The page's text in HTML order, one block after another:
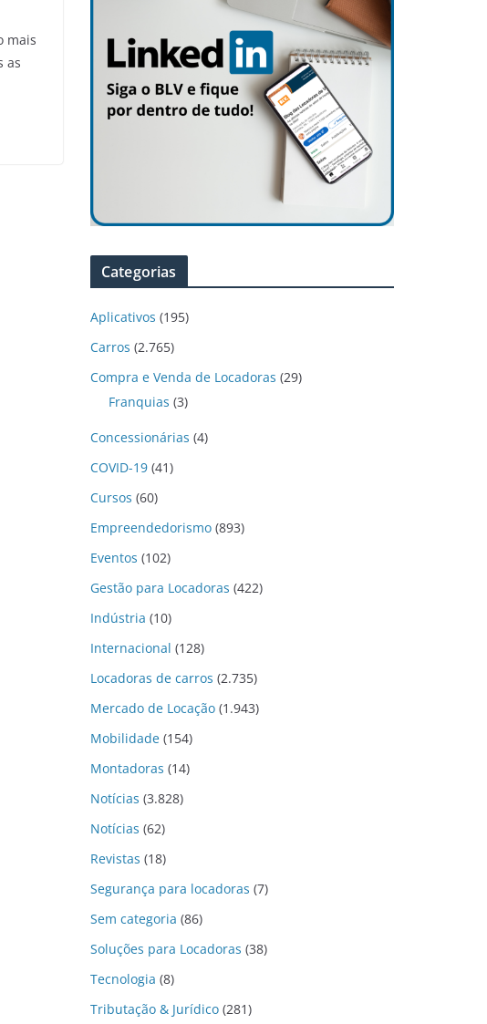
mais
as
Categorias
Aplicativos (195)
Carros (2.765)
Compra e Venda de Locadoras (29)
Franquias (3)
Concessionárias (4)
COVID-19 (41)
Cursos (60)
Empreendedorismo (893)
Eventos (102)
Gestão para Locadoras (422)
Indústria (10)
Internacional (128)
Locadoras de carros (2.735)
Mercado de Locação (1.943)
Mobilidade (154)
Montadoras (14)
Notícias (3.828)
Notícias (62)
Revistas (18)
Segurança para locadoras (7)
Sem categoria (86)
Soluções para Locadoras (38)
Tecnologia (8)
Tributação & Jurídico (281)